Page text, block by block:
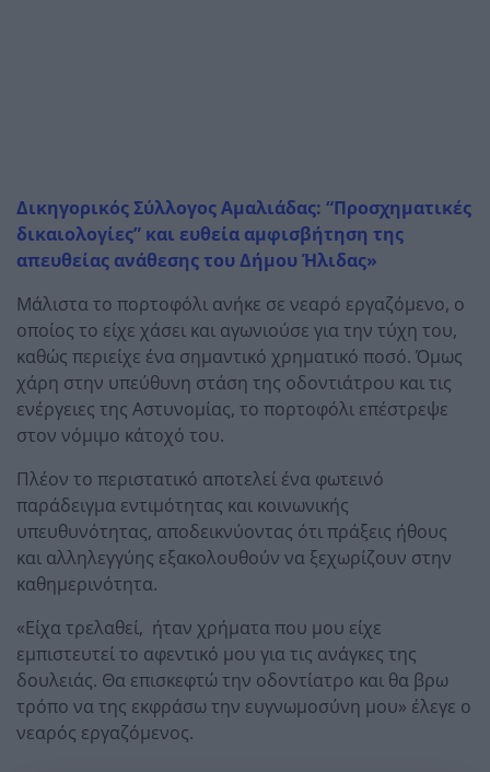
Δικηγορικός Σύλλογος Αμαλιάδας: “Προσχηματικές
δικαιολογίες” και ευθεία αμφισβήτηση της
απευθείας ανάθεσης του Δήμου Ήλιδας»
Μάλιστα το πορτοφόλι ανήκε σε νεαρό εργαζόμενο, ο
οποίος το είχε χάσει και αγωνιούσε για την τύχη του,
καθώς περιείχε ένα σημαντικό χρηματικό ποσό. Όμως
χάρη στην υπεύθυνη στάση της οδοντιάτρου και τις
ενέργειες της Αστυνομίας, το πορτοφόλι επέστρεψε
στον νόμιμο κάτοχό του.
Πλέον το περιστατικό αποτελεί ένα φωτεινό
παράδειγμα εντιμότητας και κοινωνικής
υπευθυνότητας, αποδεικνύοντας ότι πράξεις ήθους
και αλληλεγγύης εξακολουθούν να ξεχωρίζουν στην
καθημερινότητα.
«Είχα τρελαθεί, ήταν χρήματα που μου είχε
εμπιστευτεί το αφεντικό μου για τις ανάγκες της
δουλειάς. Θα επισκεφτώ την οδοντίατρο και θα βρω
τρόπο να της εκφράσω την ευγνωμοσύνη μου» έλεγε ο
νεαρός εργαζόμενος.